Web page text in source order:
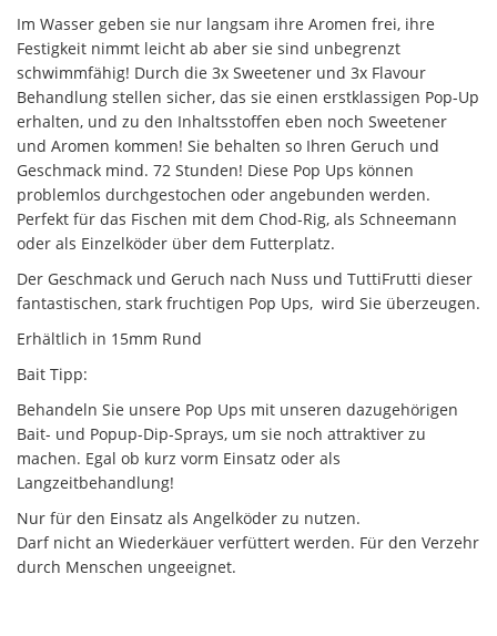
Im Wasser geben sie nur langsam ihre Aromen frei, ihre
Festigkeit nimmt leicht ab aber sie sind unbegrenzt
schwimmfähig! Durch die 3x Sweetener und 3x Flavour
Behandlung stellen sicher, das sie einen erstklassigen Pop-Up
erhalten, und zu den Inhaltsstoffen eben noch Sweetener
und Aromen kommen! Sie behalten so Ihren Geruch und
Geschmack mind. 72 Stunden! Diese Pop Ups können
problemlos durchgestochen oder angebunden werden.
Perfekt für das Fischen mit dem Chod-Rig, als Schneemann
oder als Einzelköder über dem Futterplatz.
Der Geschmack und Geruch nach Nuss und TuttiFrutti dieser
fantastischen, stark fruchtigen Pop Ups, wird Sie überzeugen.
Erhältlich in 15mm Rund
Bait Tipp:
Behandeln Sie unsere Pop Ups mit unseren dazugehörigen
Bait- und Popup-Dip-Sprays, um sie noch attraktiver zu
machen. Egal ob kurz vorm Einsatz oder als
Langzeitbehandlung!
Nur für den Einsatz als Angelköder zu nutzen.
Darf nicht an Wiederkäuer verfüttert werden. Für den Verzehr
durch Menschen ungeeignet.